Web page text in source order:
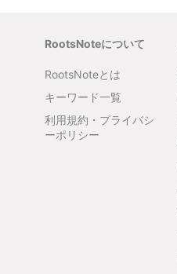
RootsNoteについて
RootsNoteとは
キーワード一覧
利用規約・プライバシ
ーポリシー